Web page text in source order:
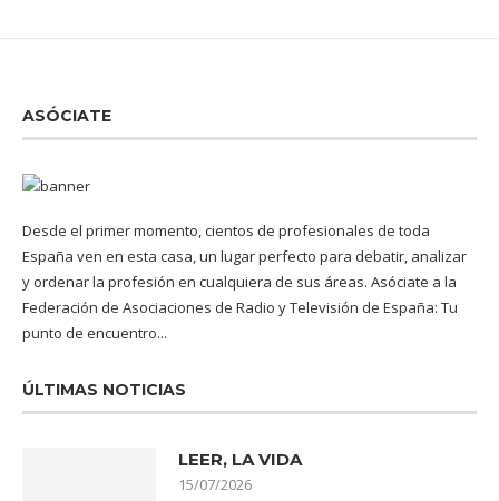
ASÓCIATE
Desde el primer momento, cientos de profesionales de toda
España ven en esta casa, un lugar perfecto para debatir, analizar
y ordenar la profesión en cualquiera de sus áreas. Asóciate a la
Federación de Asociaciones de Radio y Televisión de España: Tu
punto de encuentro...
ÚLTIMAS NOTICIAS
LEER, LA VIDA
15/07/2026